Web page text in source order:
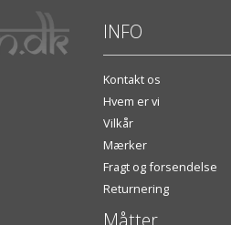
INFO
Kontakt os
Hvem er vi
Vilkår
Mærker
Fragt og forsendelse
Returnering
Måtter